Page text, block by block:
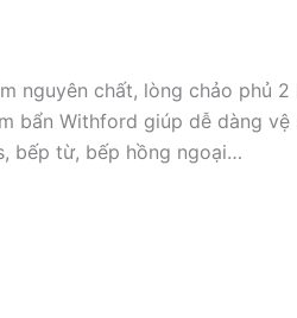
nguyên chất, lòng chảo phủ 2
bẩn Withford giúp dễ dàng vệ
bếp từ, bếp hồng ngoại…